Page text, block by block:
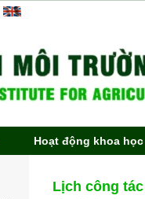
Hoạt động khoa học
Lịch công tác